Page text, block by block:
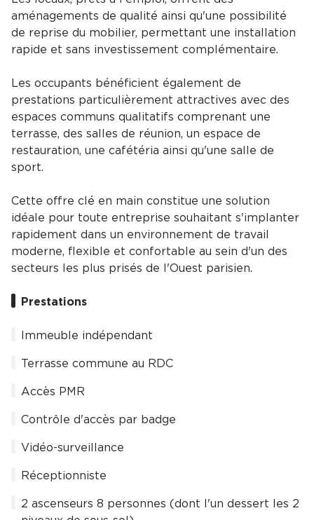
aménagements de qualité ainsi qu'une possibilité
de reprise du mobilier, permettant une installation
rapide et sans investissement complémentaire.
Les occupants bénéficient également de
prestations particulièrement attractives avec des
espaces communs qualitatifs comprenant une
terrasse, des salles de réunion, un espace de
restauration, une cafétéria ainsi qu'une salle de
sport.
Cette offre clé en main constitue une solution
idéale pour toute entreprise souhaitant s'implanter
rapidement dans un environnement de travail
moderne, flexible et confortable au sein d'un des
secteurs les plus prisés de l'Ouest parisien.
Prestations
Immeuble indépendant
Terrasse commune au RDC
Accès PMR
Contrôle d'accès par badge
Vidéo-surveillance
Réceptionniste
2 ascenseurs 8 personnes (dont l'un dessert les 2